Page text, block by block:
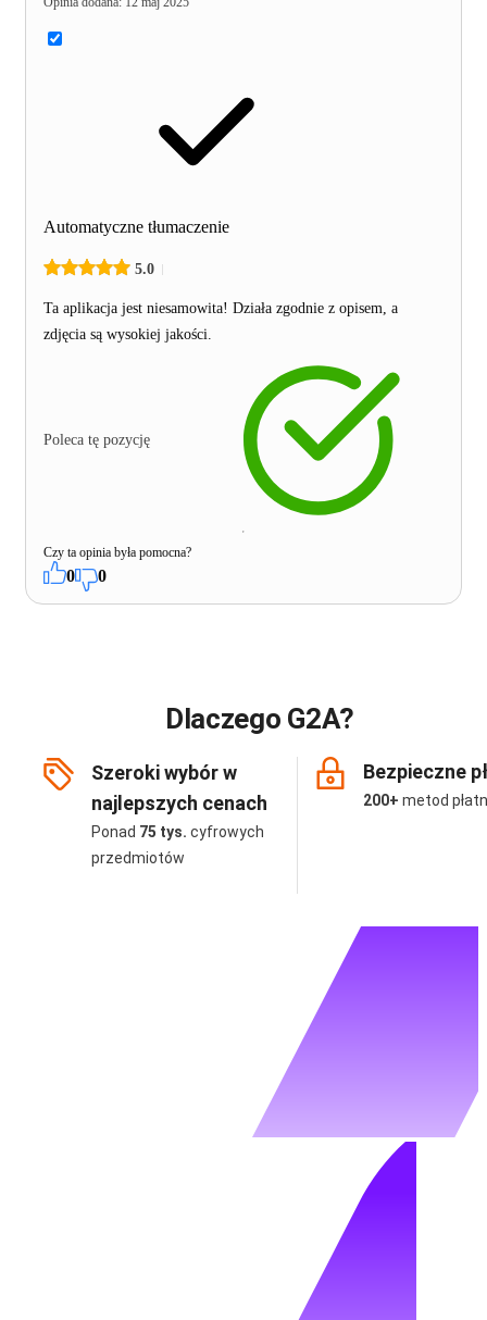
Automatyczne tłumaczenie
5.0
Ta aplikacja jest niesamowita! Działa zgodnie z opisem, a
zdjęcia są wysokiej jakości.
Poleca tę pozycję
Czy ta opinia była pomocna?
0 0
Dlaczego G2A?
Szeroki wybór w
najlepszych cenach
Ponad 75 tys. cyfrowych
przedmiotów
Bezpieczne
200+ metod